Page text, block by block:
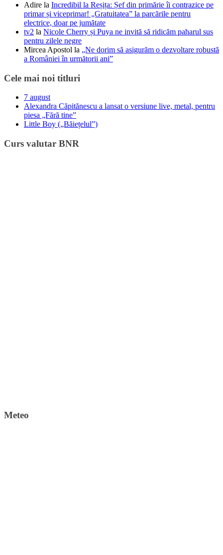
Adire la Incredibil la Reșița: Șef din primărie îi contrazice pe
primar și viceprimar! „Gratuitatea” la parcările pentru
electrice, doar pe jumătate
tv2 la Nicole Cherry și Puya ne invită să ridicăm paharul sus
pentru zilele negre
Mircea Apostol la „Ne dorim să asigurăm o dezvoltare robustă
a României în următorii ani”
Cele mai noi titluri
7 august
Alexandra Căpitănescu a lansat o versiune live, metal, pentru
piesa „Fără tine”
Little Boy („Băiețelul”)
Curs valutar BNR
Meteo